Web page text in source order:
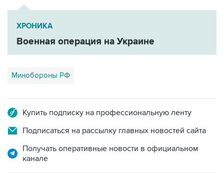
ХРОНИКА
Военная операция на Украине
Минобороны РФ
Купить подписку на профессиональную ленту
Подписаться на рассылку главных новостей сайта
Получать оперативные новости в официальном
канале